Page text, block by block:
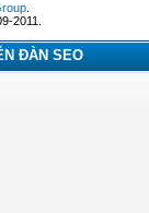
.
2011.
ĐÀN SEO